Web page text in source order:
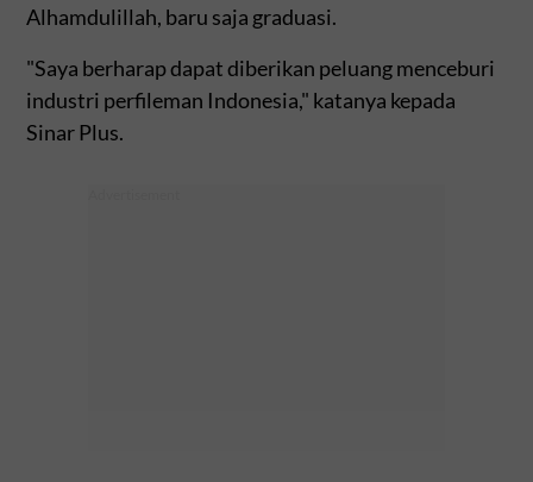
Alhamdulillah, baru saja graduasi.
"Saya berharap dapat diberikan peluang menceburi
industri perfileman Indonesia," katanya kepada
Sinar Plus.